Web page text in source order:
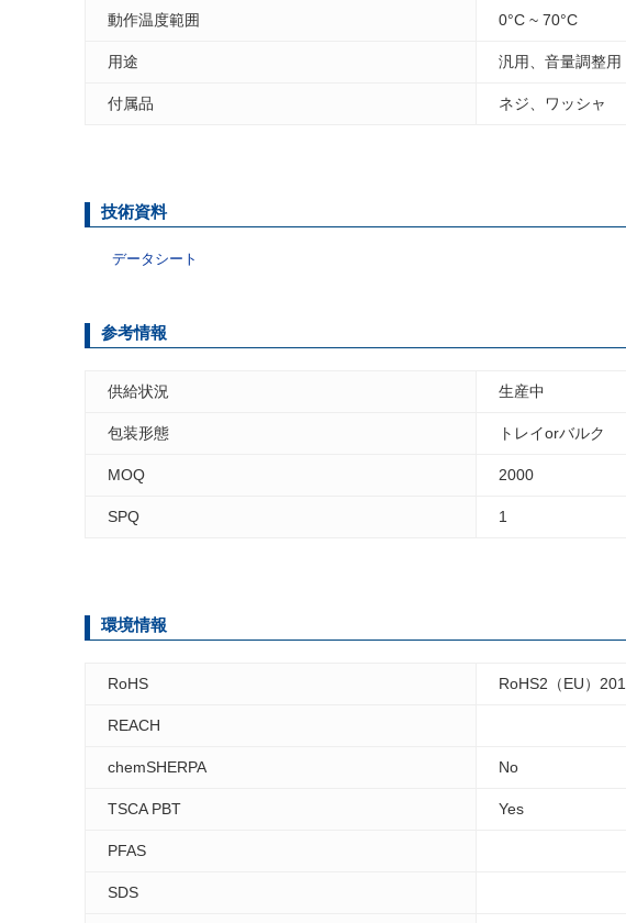
動作温度範囲 0°C ~ 70°C
用途 汎用、音量調整用
付属品 ネジ、ワッシャ
技術資料
データシート
参考情報
供給状況 生産中
包装形態 トレイorバルク
MOQ 2000
SPQ 1
環境情報
RoHS RoHS2（EU）
REACH
chemSHERPA No
TSCA PBT Yes
PFAS
SDS